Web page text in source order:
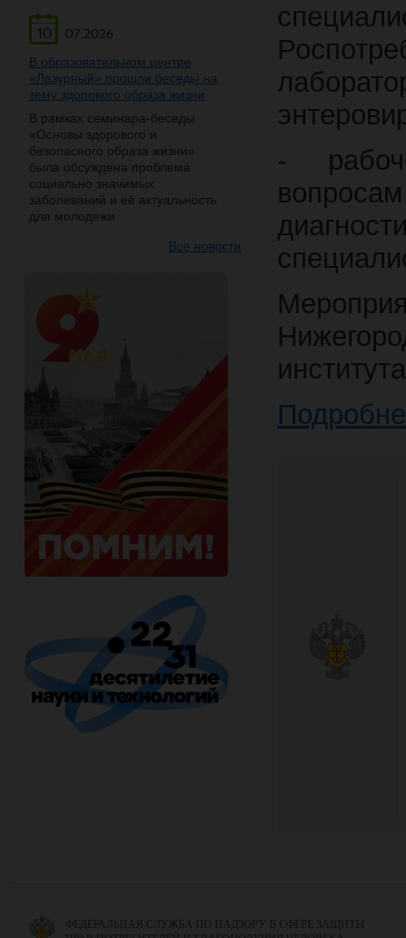
10
07.2026
В образовательном центре
«Лазурный» прошли беседы на
тему здорового образа жизни
В рамках семинара-беседы
«Основы здорового и
безопасного образа жизни»
была обсуждена проблема
социально значимых
заболеваний и её актуальность
для молодежи.
Все новости
-
ФЕДЕРАЛЬНАЯ СЛУЖБА ПО НАДЗОРУ В СФЕРЕ ЗАЩИТЫ